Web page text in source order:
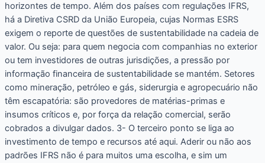
horizontes de tempo. Além dos países com regulações IFRS,
há a Diretiva CSRD da União Europeia, cujas Normas ESRS
exigem o reporte de questões de sustentabilidade na cadeia de
valor. Ou seja: para quem negocia com companhias no exterior
ou tem investidores de outras jurisdições, a pressão por
informação financeira de sustentabilidade se mantém. Setores
como mineração, petróleo e gás, siderurgia e agropecuário não
têm escapatória: são provedores de matérias-primas e
insumos críticos e, por força da relação comercial, serão
cobrados a divulgar dados. 3- O terceiro ponto se liga ao
investimento de tempo e recursos até aqui. Aderir ou não aos
padrões IFRS não é para muitos uma escolha, e sim um